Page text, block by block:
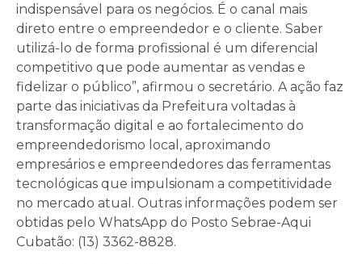
indispensável para os negócios. É o canal mais
direto entre o empreendedor e o cliente. Saber
utilizá-lo de forma profissional é um diferencial
competitivo que pode aumentar as vendas e
fidelizar o público”, afirmou o secretário. A ação faz
parte das iniciativas da Prefeitura voltadas à
transformação digital e ao fortalecimento do
empreendedorismo local, aproximando
empresários e empreendedores das ferramentas
tecnológicas que impulsionam a competitividade
no mercado atual. Outras informações podem ser
obtidas pelo WhatsApp do Posto Sebrae-Aqui
Cubatão: (13) 3362-8828.